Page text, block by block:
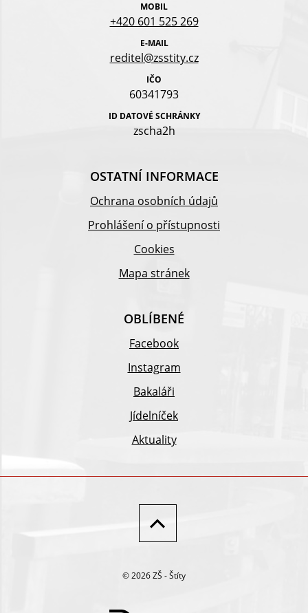
MOBIL
+420 601 525 269
E-MAIL
reditel@zsstity.cz
IČO
60341793
ID DATOVÉ SCHRÁNKY
zscha2h
OSTATNÍ INFORMACE
Ochrana osobních údajů
Prohlášení o přístupnosti
Cookies
Mapa stránek
OBLÍBENÉ
Facebook
Instagram
Bakaláři
Jídelníček
Aktuality
© 2026 ZŠ - Štíty